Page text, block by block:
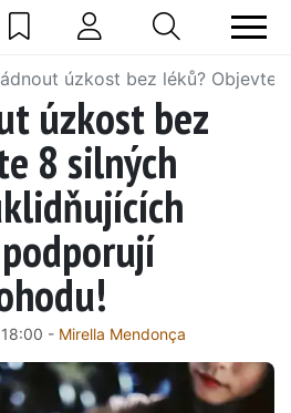
úzkost bez léků? Objevte
úzkost bez
8 silných
- Mirella Mendonça